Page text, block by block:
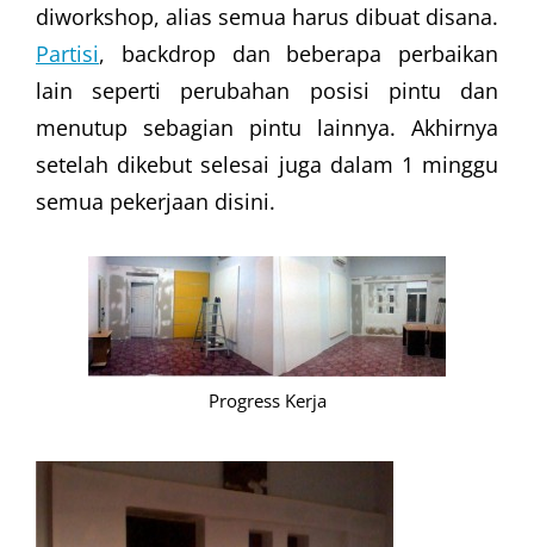
diworkshop, alias semua harus dibuat disana.
Partisi, backdrop dan beberapa perbaikan
lain seperti perubahan posisi pintu dan
menutup sebagian pintu lainnya. Akhirnya
setelah dikebut selesai juga dalam 1 minggu
semua pekerjaan disini.
Progress Kerja